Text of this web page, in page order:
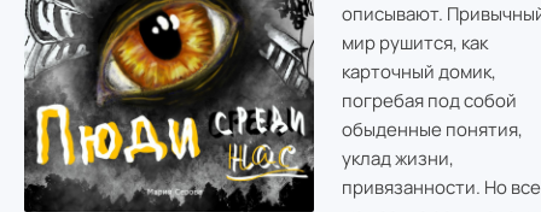
описывают.
мир рушится, как
карточный домик,
погребая под собой
обыденные понятия,
уклад жизни,
привязанности. Но все